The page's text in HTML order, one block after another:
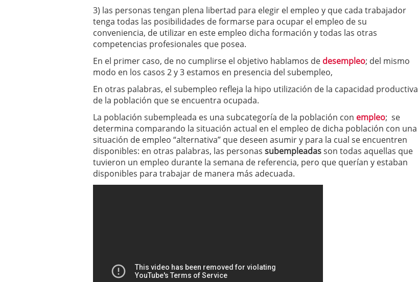
3) las personas tengan plena libertad para elegir el empleo y que cada trabajador
tenga todas las posibilidades de formarse para ocupar el empleo de su
conveniencia, de utilizar en este empleo dicha formación y todas las otras
competencias profesionales que posea.
En el primer caso, de no cumplirse el objetivo hablamos de desempleo; del mismo
modo en los casos 2 y 3 estamos en presencia del subempleo,
En otras palabras, el subempleo refleja la hipo utilización de la capacidad productiva
de la población que se encuentra ocupada.
La población subempleada es una subcategoría de la población con empleo; se
determina comparando la situación actual en el empleo de dicha población con una
situación de empleo “alternativa” que deseen asumir y para la cual se encuentren
disponibles: en otras palabras, las personas subempleadasson todas aquellas que
tuvieron un empleo durante la semana de referencia, pero que querían y estaban
disponibles para trabajar de manera más adecuada.